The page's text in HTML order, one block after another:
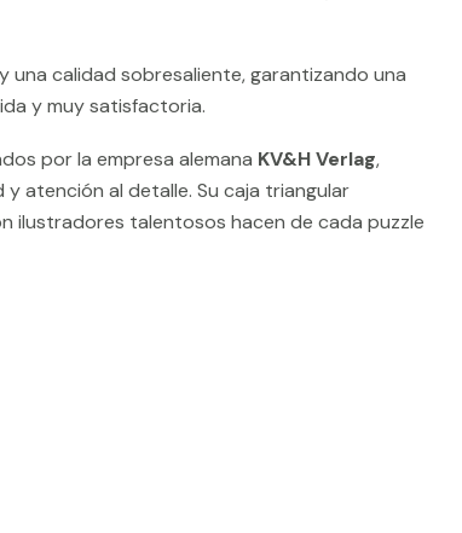
una calidad sobresaliente, garantizando una
y muy satisfactoria.
por la empresa alemana KV&H Verlag,
atención al detalle. Su caja triangular
ilustradores talentosos hacen de cada puzzle